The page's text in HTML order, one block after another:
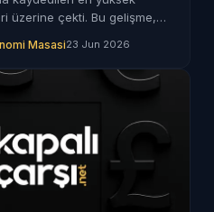
üzerine çekti. Bu gelişme,
Masasi23 Jun 2026